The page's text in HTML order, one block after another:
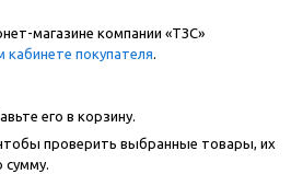
магазине компании «ТЗС»
кабинете покупателя
его в корзину.
проверить выбранные товары, их
сумму.